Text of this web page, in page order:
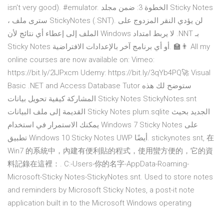
isn't very good). #emulator. الخطوة 3: ضمن مجلد Sticky Notes
، سترى ملف StickyNotes (.SNT). لن يؤدي النقر المزدوج على
الملف إلى إعطاء أي نتائج لأن Windows لا يربط امتداد .NNT بـ
Sticky Notes أو أي برنامج آخر بالإعدادات الافتراضية. 👨‍🏫 All my
online courses are now available on: Vimeo:
https://bit.ly/2IJPxcm Udemy: https://bit.ly/3qYb4PQ🚀 Visual
Basic .NET and Access Database Tutor ستوضح لك هذه
المشاركة كيفية تحويل بيانات Sticky Notes StickyNotes.snt
القديمة إلى ملف البيانات Sticky Notes plum.sqlite الجديد بحيث
يمكنك الاستمرار في استخدام Windows 7 Sticky Notes على
تطبيق Windows 10 Sticky Notes UWP أيضًا. stickynotes snt, 在
Win7 的系統中，內建有便利貼的程式，使用蠻方便的，它的資
料記錄在這裡：. C:-Users-你的名字-AppData-Roaming-
Microsoft-Sticky Notes-StickyNotes.snt. Used to store notes
and reminders by Microsoft Sticky Notes, a post-it note
application built in to the Microsoft Windows operating